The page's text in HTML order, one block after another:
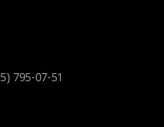
795-07-51